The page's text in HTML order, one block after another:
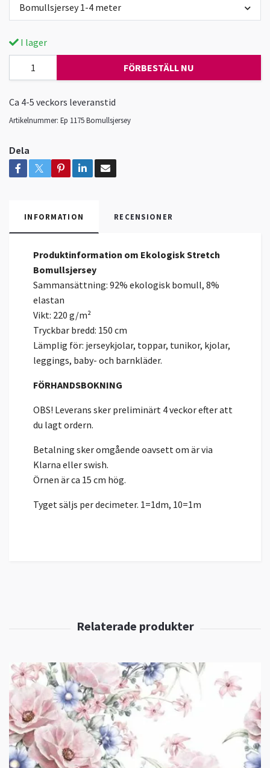
Bomullsjersey 1-4 meter
I lager
FÖRBESTÄLL NU
Ca 4-5 veckors leveranstid
Artikelnummer: Ep 1175 Bomullsjersey
Dela
INFORMATION RECENSIONER
Produktinformation om Ekologisk Stretch
Bomullsjersey
Sammansättning: 92% ekologisk bomull, 8%
elastan
Vikt: 220 g/m²
Tryckbar bredd: 150 cm
Lämplig för: jerseykjolar, toppar, tunikor, kjolar,
leggings, baby- och barnkläder.
FÖRHANDSBOKNING
OBS! Leverans sker preliminärt 4 veckor efter att
du lagt ordern.
Betalning sker omgående oavsett om är via
Klarna eller swish.
Örnen är ca 15 cm hög.
Tyget säljs per decimeter. 1=1dm, 10=1m